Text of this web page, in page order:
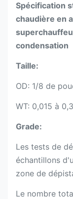
Spécification
chaudière en
condensation
Taille:
OD: 1/8 de
WT: 0,015 à
Grade:
Les tests de
échantillons
zone de
Le nombre